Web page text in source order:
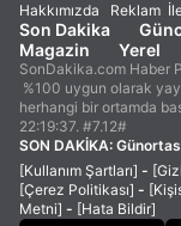
Hakkımızda Reklam
Son Dakika
Magazin
Yerel
SonDakika.com Haber
%100 uygun olarak
herhangi bir ortamda
22:19:37. #7.12#
SON DAKİKA:
[Kullanım Şartları] -
[Çerez Politikası] -
Metni] - [Hata Bildir]